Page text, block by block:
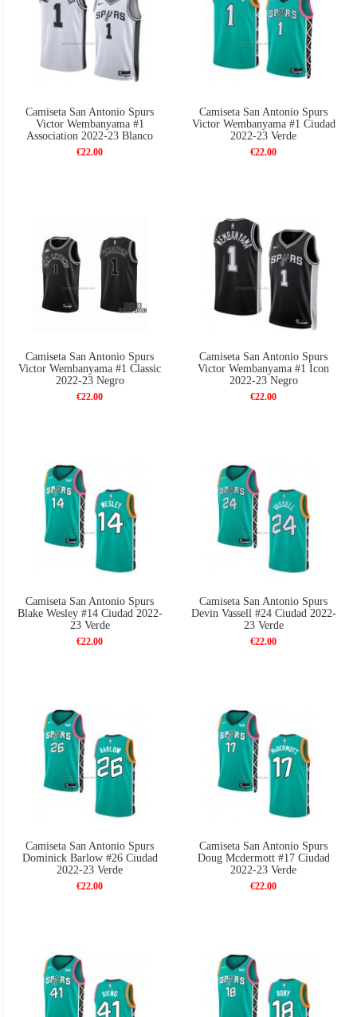
Camiseta San Antonio Spurs
Victor Wembanyama #1
Association 2022-23 Blanco
€22.00
Camiseta San Antonio Spurs
Victor Wembanyama #1 Ciudad
2022-23 Verde
€22.00
Camiseta San Antonio Spurs
Victor Wembanyama #1 Classic
2022-23 Negro
€22.00
Camiseta San Antonio Spurs
Victor Wembanyama #1 Icon
2022-23 Negro
€22.00
Camiseta San Antonio Spurs
Blake Wesley #14 Ciudad 2022-
23 Verde
€22.00
Camiseta San Antonio Spurs
Devin Vassell #24 Ciudad 2022-
23 Verde
€22.00
Camiseta San Antonio Spurs
Dominick Barlow #26 Ciudad
2022-23 Verde
€22.00
Camiseta San Antonio Spurs
Doug Mcdermott #17 Ciudad
2022-23 Verde
€22.00